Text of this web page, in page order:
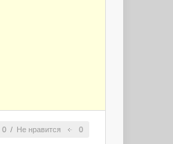
0 / Не нравится 0